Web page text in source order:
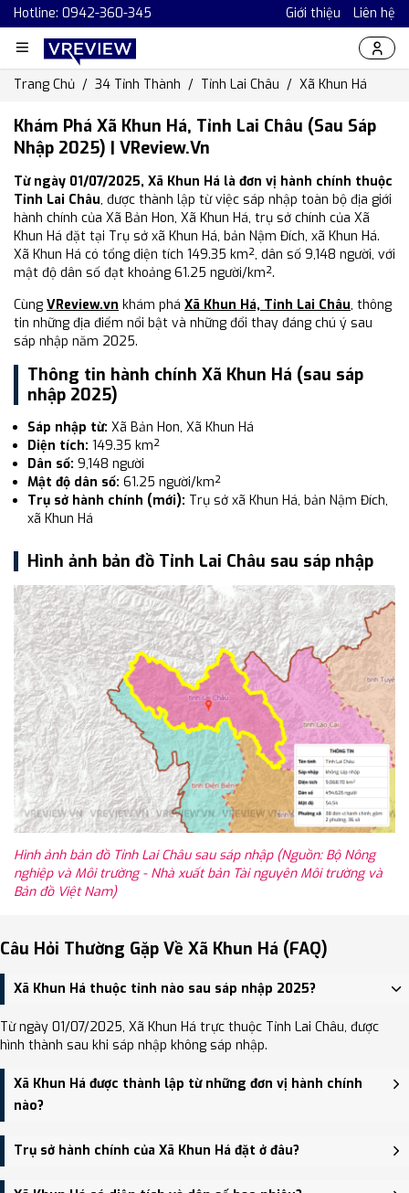
Hotline: 0942-360-345 Giới thiệu Liên hệ
Trang Chủ 34 Tỉnh Thành Tỉnh Lai Châu Xã Khun Há
Khám Phá Xã Khun Há, Tỉnh Lai Châu (Sau Sáp
Nhập 2025) | VReview.vn
Từ ngày 01/07/2025, Xã Khun Há là đơn vị hành chính thuộc
Tỉnh Lai Châu, được thành lập từ việc sáp nhập toàn bộ địa giới
hành chính của Xã Bản Hon, Xã Khun Há, trụ sở chính của Xã
Khun Há đặt tại Trụ sở xã Khun Há, bản Nậm Đích, xã Khun Há.
Xã Khun Há có tổng diện tích 149.35 km², dân số 9,148 người, với
mật độ dân số đạt khoảng 61.25 người/km².
Cùng VReview.vn khám phá Xã Khun Há, Tỉnh Lai Châu, thông
tin những địa điểm nổi bật và những đổi thay đáng chú ý sau
sáp nhập năm 2025.
Thông tin hành chính Xã Khun Há (sau sáp
nhập 2025)
Sáp nhập từ: Xã Bản Hon, Xã Khun Há
Diện tích: 149.35 km²
Dân số: 9,148 người
Mật độ dân số: 61.25 người/km²
Trụ sở hành chính (mới): Trụ sở xã Khun Há, bản Nậm Đích,
xã Khun Há
Hình ảnh bản đồ Tỉnh Lai Châu sau sáp nhập
Hình ảnh bản đồ Tỉnh Lai Châu sau sáp nhập (Nguồn: Bộ Nông
nghiệp và Môi trường - Nhà xuất bản Tài nguyên Môi trường và
Bản đồ Việt Nam)
Câu Hỏi Thường Gặp Về Xã Khun Há (FAQ)
Xã Khun Há thuộc tỉnh nào sau sáp nhập 2025?
Từ ngày 01/07/2025, Xã Khun Há trực thuộc Tỉnh Lai Châu, được
hình thành sau khi sáp nhập không sáp nhập.
Xã Khun Há được thành lập từ những đơn vị hành chính
nào?
Xã Khun Há được thành lập trên cơ sở sáp nhập Xã Bản Hon, Xã
Khun Há.
Trụ sở hành chính của Xã Khun Há đặt ở đâu?
Trụ sở hành chính mới của Xã Khun Há đặt tại Trụ sở xã Khun Há,